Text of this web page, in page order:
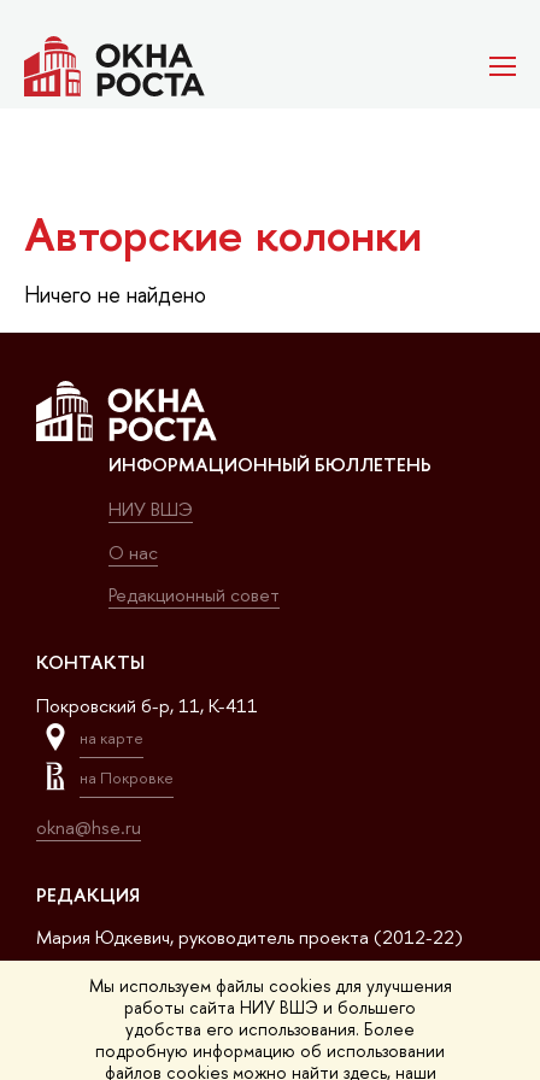
Мы используем файлы cookies для улучшения
работы сайта НИУ ВШЭ и большего
удобства его использования. Более
подробную информацию об использовании
файлов cookies можно найти здесь, наши
Авторские колонки
Ничего не найдено
ИНФОРМАЦИОННЫЙ БЮЛЛЕТЕНЬ
НИУ ВШЭ
О нас
Редакционный совет
КОНТАКТЫ
Покровский б-р, 11, K-411
на карте
на Покровке
okna@hse.ru
РЕДАКЦИЯ
Мария Юдкевич, руководитель проекта (2012-22)
Дмитрий Дагаев, руководитель проекта (2022-23)
Сергей Матвеев, шеф-редактор (2017-23)
Арсений Кустов, редактор сайта